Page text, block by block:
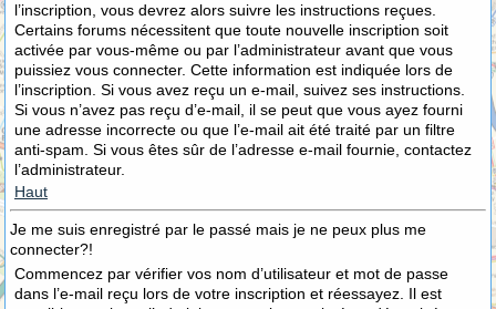
l’inscription, vous devrez alors suivre les instructions reçues.
Certains forums nécessitent que toute nouvelle inscription soit
activée par vous-même ou par l’administrateur avant que vous
puissiez vous connecter. Cette information est indiquée lors de
l’inscription. Si vous avez reçu un e-mail, suivez ses instructions.
Si vous n’avez pas reçu d’e-mail, il se peut que vous ayez fourni
une adresse incorrecte ou que l’e-mail ait été traité par un filtre
anti-spam. Si vous êtes sûr de l’adresse e-mail fournie, contactez
l’administrateur.
Haut
Je me suis enregistré par le passé mais je ne peux plus me
connecter?!
Commencez par vérifier vos nom d’utilisateur et mot de passe
dans l’e-mail reçu lors de votre inscription et réessayez. Il est